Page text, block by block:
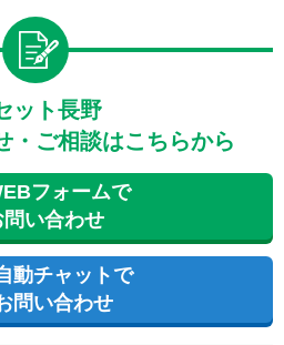
ット長野
・ご相談はこちらから
フォームで
問い合わせ
動チャットで
問い合わせ